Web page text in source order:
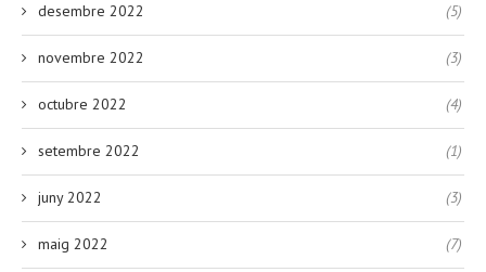
desembre 2022 (5)
novembre 2022 (3)
octubre 2022 (4)
setembre 2022 (1)
juny 2022 (3)
maig 2022 (7)